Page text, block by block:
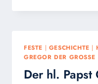
FESTE | GESCHICHTE |
GREGOR DER GROSSE
Der hl.